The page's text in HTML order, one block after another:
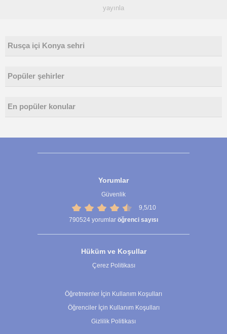
yayınla
Rusça içi Konya sehri
Popüler şehirler
En popüler konular
Yorumlar
Güvenlik
9,5/10
790524 yorumlar öğrenci sayısı
Hüküm ve Koşullar
Çerez Politikası
Öğretmenler İçin Kullanım Koşulları
Öğrenciler İçin Kullanım Koşulları
Gizlilik Politikası